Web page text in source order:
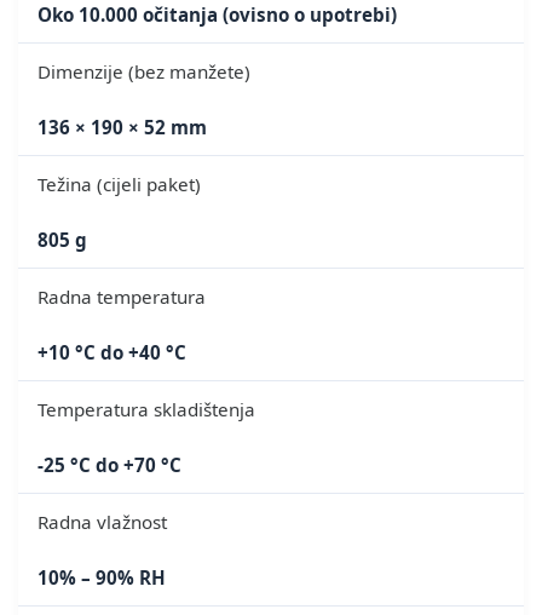
Oko 10.000 očitanja (ovisno o upotrebi)
Dimenzije (bez manžete)
136 × 190 × 52 mm
Težina (cijeli paket)
805 g
Radna temperatura
+10 °C do +40 °C
Temperatura skladištenja
-25 °C do +70 °C
Radna vlažnost
10% – 90% RH